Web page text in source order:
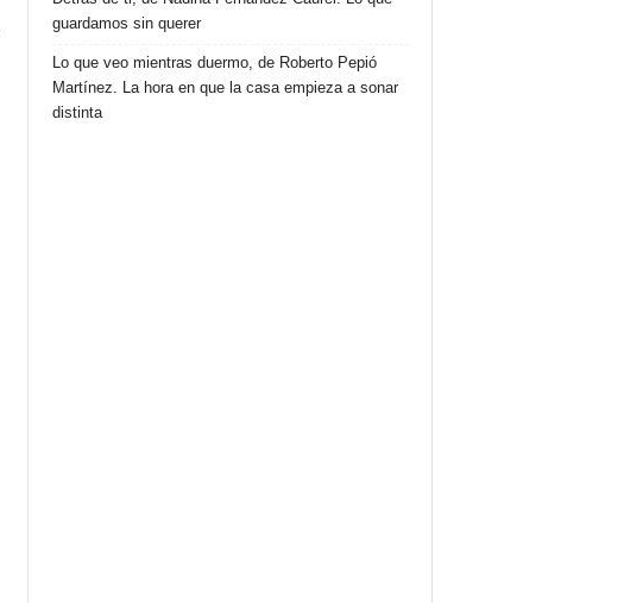
guardamos sin querer
Lo que veo mientras duermo, de Roberto Pepió
Martínez. La hora en que la casa empieza a sonar
distinta